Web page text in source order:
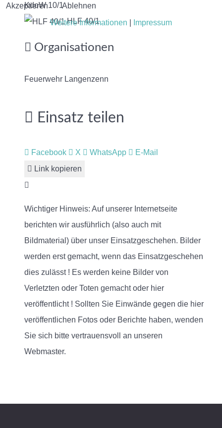
KdoW 10/1
HLF 40/1
Organisationen
Feuerwehr Langenzenn
Einsatz teilen
Facebook X WhatsApp
E-Mail
Link kopieren
Wichtiger Hinweis: Auf unserer Internetseite
berichten wir ausführlich (also auch mit
Bildmaterial) über unser Einsatzgeschehen. Bilder
werden erst gemacht, wenn das Einsatzgeschehen
dies zulässt ! Es werden keine Bilder von
Verletzten oder Toten gemacht oder hier
veröffentlicht ! Sollten Sie Einwände gegen die hier
veröffentlichen Fotos oder Berichte haben, wenden
Sie sich bitte vertrauensvoll an unseren
Webmaster.
Akzeptieren
Ablehnen
Weitere Informationen
Impressum